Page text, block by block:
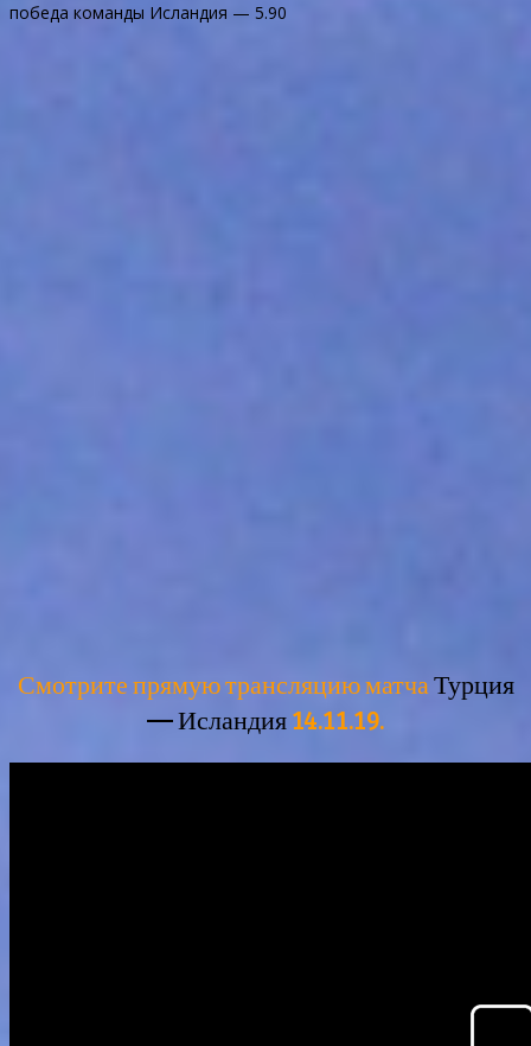
победа команды Исландия — 5.90
Смотрите прямую трансляцию матчаТурция
— Исландия14.11.19.